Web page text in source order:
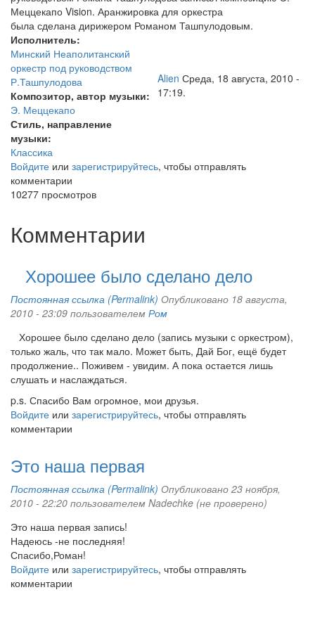
Меццекапо Vision. Аранжировка для оркестра
была сделана дирижером Романом Ташпулодовым.
Исполнитель:
Минский Неаполитанский
оркестр под руководством
Р.Ташпулодова
Композитор, автор музыки:
Э. Меццекапо
Стиль, направление
музыки:
Классика
Alien Среда, 18 августа, 2010 -
17:19.
Войдите или зарегистрируйтесь, чтобы отправлять
комментарии
10277 просмотров
Комментарии
Хорошее было сделано дело
Постоянная ссылка (Permalink) Опубликовано 18 августа,
2010 - 23:09 пользователем Ром
Хорошее было сделано дело (запись музыки с оркестром),
только жаль, что так мало. Может быть, Дай Бог, ещё будет
продолжение.. Поживем - увидим. А пока остается лишь
слушать и наслаждаться.
p.s. Спасибо Вам огромное, мои друзья.
Войдите или зарегистрируйтесь, чтобы отправлять
комментарии
Это наша первая
Постоянная ссылка (Permalink) Опубликовано 23 ноября,
2010 - 22:20 пользователем Nadechke (не проверено)
Это наша первая запись!
Надеюсь -не последняя!
Спасибо,Роман!
Войдите или зарегистрируйтесь, чтобы отправлять
комментарии